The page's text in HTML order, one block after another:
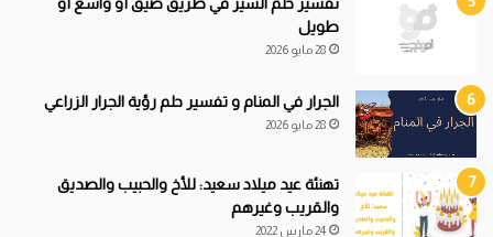
طويل
28 مايو 2026
الجرار في المنام و تفسير حلم رؤية الجرار الزراعي
28 مايو 2026
تهنئة عيد ميلاد سعيد: للأخ والحبيب والصديق
والقريب وغيرهم
24 مارس 2022